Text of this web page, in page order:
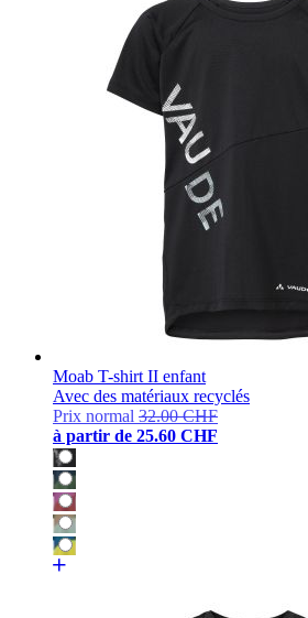
Moab T-shirt II enfant
Avec des matériaux recyclés
Prix normal 32.00 CHF
à partir de 25.60 CHF